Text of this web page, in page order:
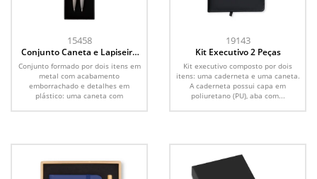
15458
Conjunto Caneta e Lapiseira
Metal
Conjunto formado por dois itens em
metal com acabamento
emborrachado e detalhes em
plástico: uma caneta com
19143
Kit Executivo 2 Peças
Kit executivo composto por dois
itens: uma caderneta e uma caneta.
A caderneta possui capa em
poliuretano (PU), aba com...